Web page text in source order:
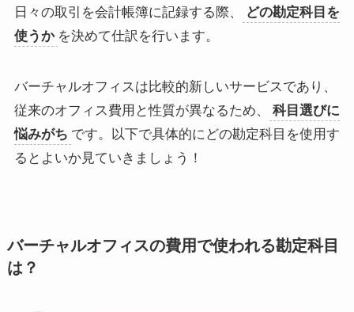
日々の取引を会計帳簿に記録する際、
どの勘定科目を
使うか を決めて仕訳を行います。
バーチャルオフィスは比較的新しいサービスであり、
従来のオフィス費用と性質が異なるため、
科目選びに
悩みがち です。以下で具体的にどの勘定科目を使用す
るとよいか見ていきましょう！
バーチャルオフィスの費用で使われる勘定科目
は？